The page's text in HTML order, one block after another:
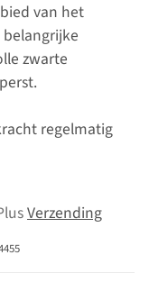
van het
zwarte
regelmatig
Verzending